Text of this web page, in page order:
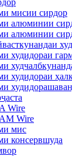
мисии сирдор
алюминии
алюминии
худ
худидораи
худидораи
Wire
Wire
мис
консервшуда